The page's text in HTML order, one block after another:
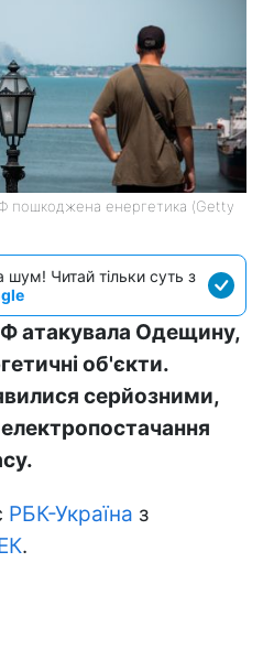
пошкоджена енергетика (Getty
шум! Читай тільки суть з
атакувала Одещину,
об'єкти.
серйозними,
РБК-Україна з
.